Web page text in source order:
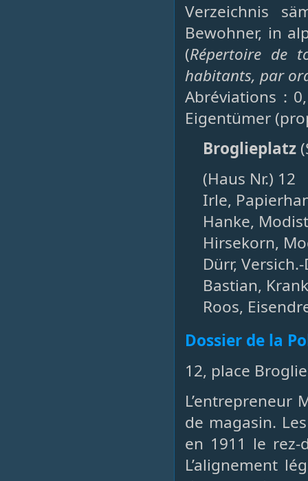
Verzeichnis
Bewohner, in
(Répertoire de
habitants, par
Abréviations :
Eigentümer
Broglieplatz
(Haus Nr.) 12
Irle,
Hanke,
Hirsekorn,
Dürr,
Bastian,
Roos,
Dossier de la
12, place
L’entrepreneur
de magasin.
en 1911 le rez-
L’alignement